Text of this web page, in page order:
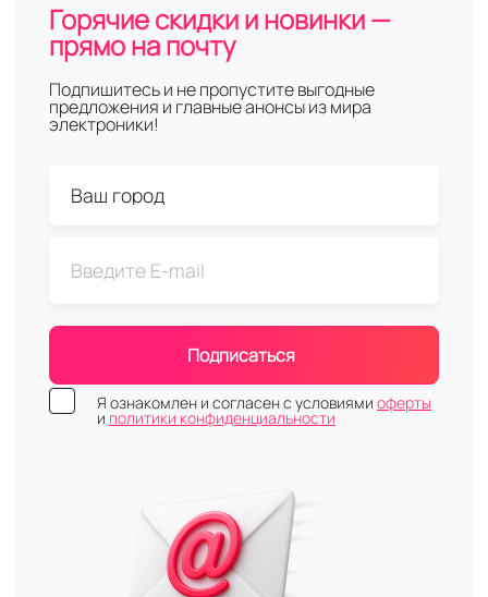
Горячие скидки и новинки —
прямо на почту
Подпишитесь и не пропустите выгодные
предложения и главные анонсы из мира
электроники!
Подписаться
Я ознакомлен и согласен с условиями оферты
и политики конфиденциальности